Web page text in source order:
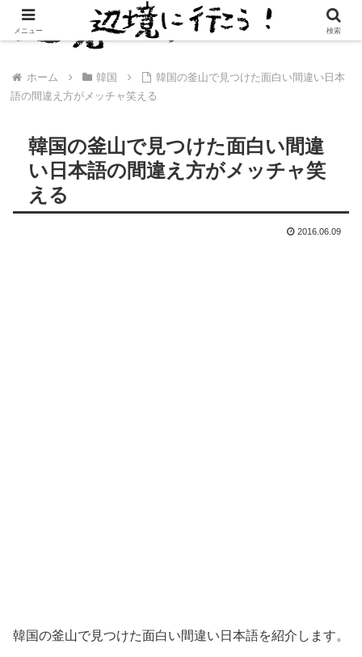
ホーム 韓国
韓国の釜山で見つけた面白い間違い日本
語の間違え方がメッチャ笑える
韓国の釜山で見つけた面白い間違
い日本語の間違え方がメッチャ笑
える
2016.06.09
韓国の釜山で見つけた面白い間違い日本語を紹介します。
メニュー 検索